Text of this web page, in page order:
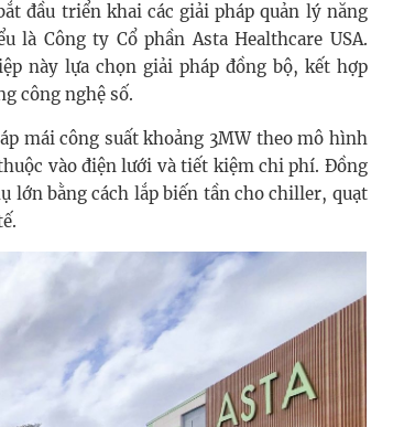
đầu triển khai các giải pháp quản lý năng
Công ty Cổ phần Asta Healthcare USA.
này lựa chọn giải pháp đồng bộ, kết hợp
công nghệ số.
mái công suất khoảng 3MW theo mô hình
vào điện lưới và tiết kiệm chi phí. Đồng
lớn bằng cách lắp biến tần cho chiller, quạt